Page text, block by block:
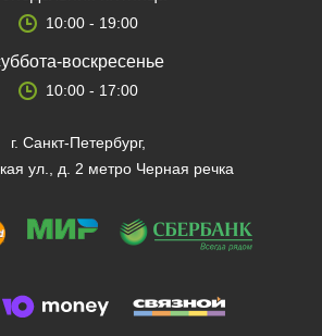
10:00 - 19:00
воскресенье
10:00 - 17:00
г. Санкт-Петербург,
ул., д. 2 метро Черная речка